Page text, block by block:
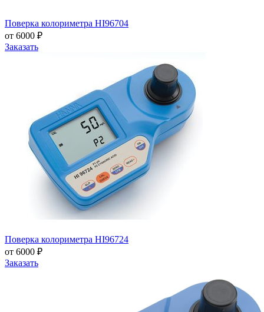
Поверка колориметра HI96704
от 6000 ₽
Заказать
Поверка колориметра HI96724
от 6000 ₽
Заказать